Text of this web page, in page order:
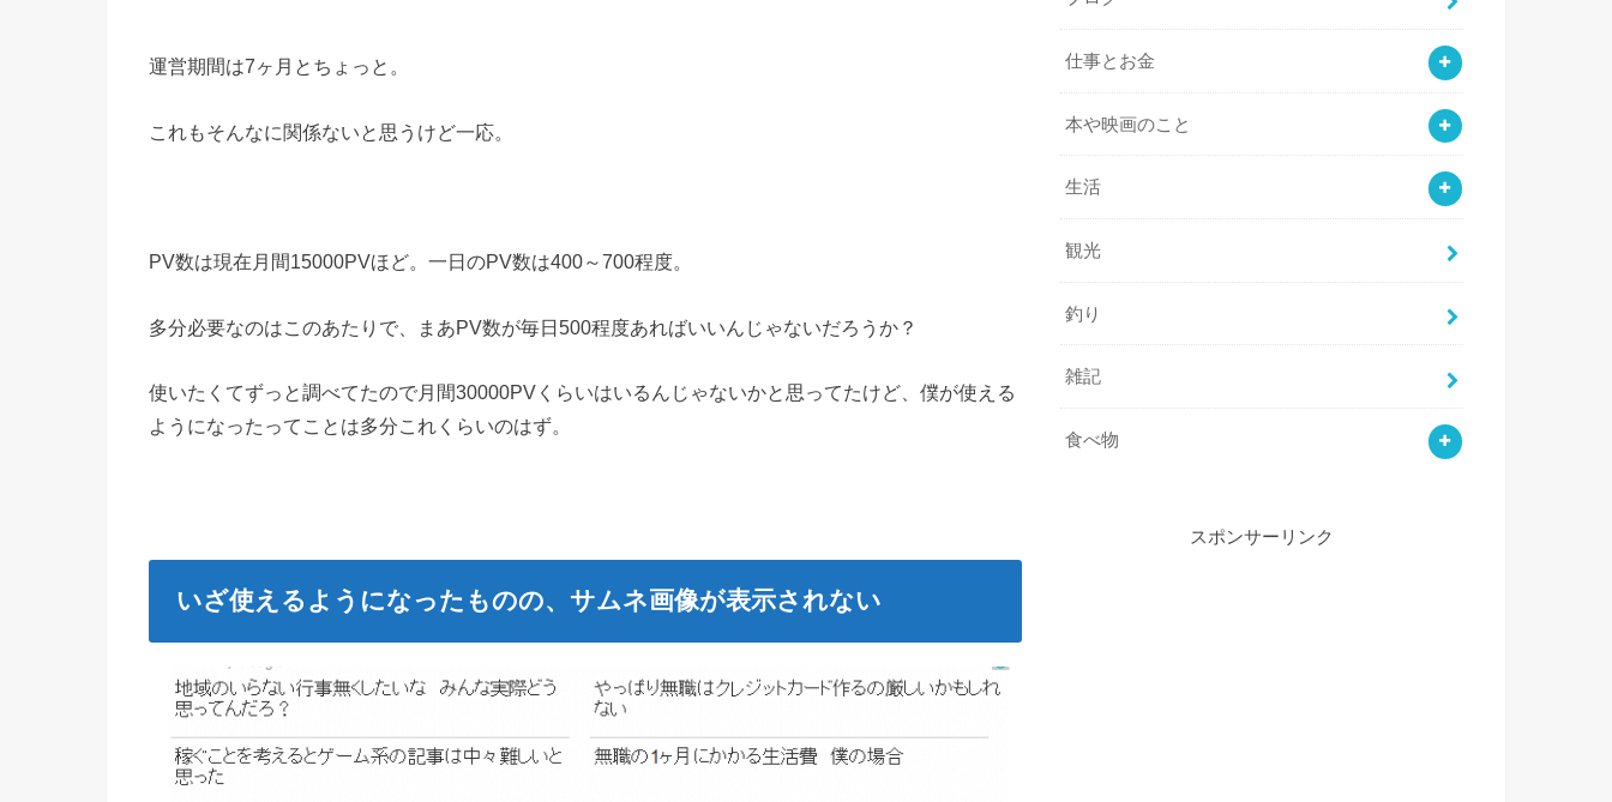
運営期間は7ヶ月とちょっと。
これもそんなに関係ないと思うけど一応。
PV数は現在月間15000PVほど。一日のPV数は400～700程度。
多分必要なのはこのあたりで、まあPV数が毎日500程度あればいいんじゃないだろうか？
使いたくてずっと調べてたので月間30000PVくらいはいるんじゃないかと思ってたけど、僕が使える
ようになったってことは多分これくらいのはず。
いざ使えるようになったものの、サムネ画像が表示されない
仕事とお金
本や映画のこと
生活
観光
釣り
雑記
食べ物
スポンサーリンク